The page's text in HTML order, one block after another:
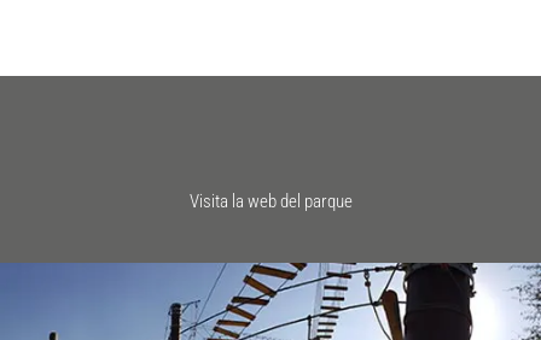
Visita la web del parque